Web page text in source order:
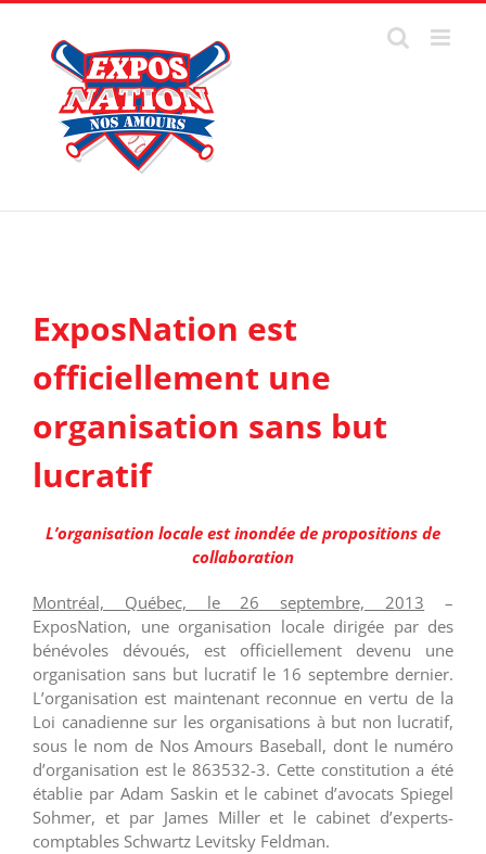
Passer
contenu
agrandie
ExposNation est
officiellement une
organisation sans but
lucratif
L’organisation locale est inondée de propositions de
collaboration
Montréal, Québec, le 26 septembre, 2013 –
ExposNation, une organisation locale dirigée par des
bénévoles dévoués, est officiellement devenu une
organisation sans but lucratif le 16 septembre dernier.
L’organisation est maintenant reconnue en vertu de la
Loi canadienne sur les organisations à but non lucratif,
sous le nom de Nos Amours Baseball, dont le numéro
d’organisation est le 863532-3. Cette constitution a été
établie par Adam Saskin et le cabinet d’avocats Spiegel
Sohmer, et par James Miller et le cabinet d’experts-
comptables Schwartz Levitsky Feldman.